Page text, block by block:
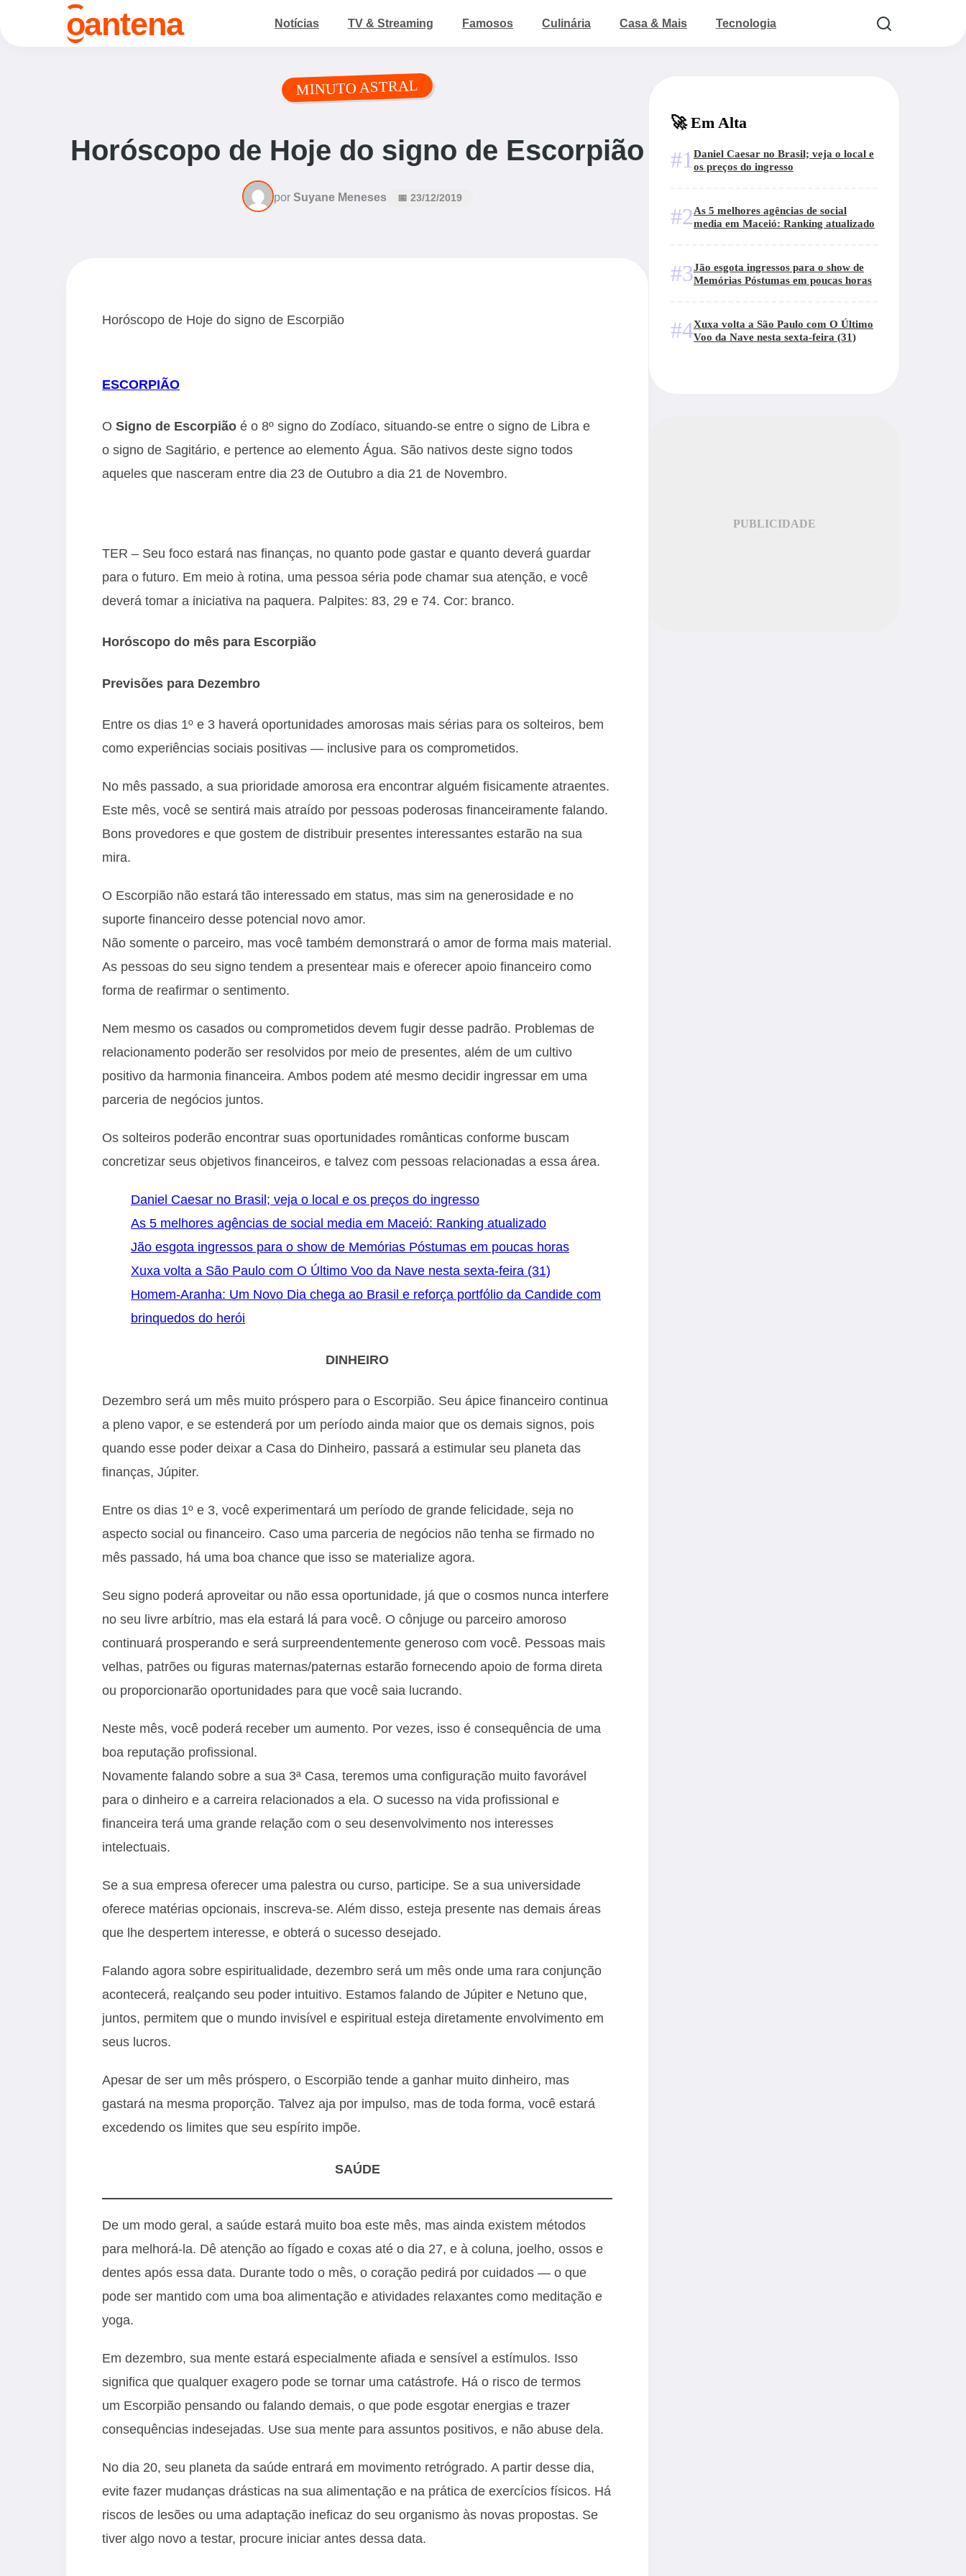
oantena Notícias TV & Streaming Famosos Culinária Casa & Mais Tecnologia
MINUTO ASTRAL
Horóscopo de Hoje do signo de Escorpião
por Suyane Meneses 📅 23/12/2019
Horóscopo de Hoje do signo de Escorpião
ESCORPIÃO
O Signo de Escorpião é o 8º signo do Zodíaco, situando-se entre o signo de Libra e
o signo de Sagitário, e pertence ao elemento Água. São nativos deste signo todos
aqueles que nasceram entre dia 23 de Outubro a dia 21 de Novembro.
TER – Seu foco estará nas finanças, no quanto pode gastar e quanto deverá guardar
para o futuro. Em meio à rotina, uma pessoa séria pode chamar sua atenção, e você
deverá tomar a iniciativa na paquera. Palpites: 83, 29 e 74. Cor: branco.
Horóscopo do mês para Escorpião
Previsões para Dezembro
Entre os dias 1º e 3 haverá oportunidades amorosas mais sérias para os solteiros, bem
como experiências sociais positivas — inclusive para os comprometidos.
No mês passado, a sua prioridade amorosa era encontrar alguém fisicamente atraentes.
Este mês, você se sentirá mais atraído por pessoas poderosas financeiramente falando.
Bons provedores e que gostem de distribuir presentes interessantes estarão na sua
mira.
O Escorpião não estará tão interessado em status, mas sim na generosidade e no
suporte financeiro desse potencial novo amor.
Não somente o parceiro, mas você também demonstrará o amor de forma mais material.
As pessoas do seu signo tendem a presentear mais e oferecer apoio financeiro como
forma de reafirmar o sentimento.
Nem mesmo os casados ou comprometidos devem fugir desse padrão. Problemas de
relacionamento poderão ser resolvidos por meio de presentes, além de um cultivo
positivo da harmonia financeira. Ambos podem até mesmo decidir ingressar em uma
parceria de negócios juntos.
Os solteiros poderão encontrar suas oportunidades românticas conforme buscam
concretizar seus objetivos financeiros, e talvez com pessoas relacionadas a essa área.
Daniel Caesar no Brasil; veja o local e os preços do ingresso
As 5 melhores agências de social media em Maceió: Ranking atualizado
Jão esgota ingressos para o show de Memórias Póstumas em poucas horas
Xuxa volta a São Paulo com O Último Voo da Nave nesta sexta-feira (31)
Homem-Aranha: Um Novo Dia chega ao Brasil e reforça portfólio da Candide com
brinquedos do herói
DINHEIRO
Dezembro será um mês muito próspero para o Escorpião. Seu ápice financeiro continua
a pleno vapor, e se estenderá por um período ainda maior que os demais signos, pois
quando esse poder deixar a Casa do Dinheiro, passará a estimular seu planeta das
finanças, Júpiter.
Entre os dias 1º e 3, você experimentará um período de grande felicidade, seja no
aspecto social ou financeiro. Caso uma parceria de negócios não tenha se firmado no
mês passado, há uma boa chance que isso se materialize agora.
Seu signo poderá aproveitar ou não essa oportunidade, já que o cosmos nunca interfere
no seu livre arbítrio, mas ela estará lá para você. O cônjuge ou parceiro amoroso
continuará prosperando e será surpreendentemente generoso com você. Pessoas mais
velhas, patrões ou figuras maternas/paternas estarão fornecendo apoio de forma direta
ou proporcionarão oportunidades para que você saia lucrando.
Neste mês, você poderá receber um aumento. Por vezes, isso é consequência de uma
boa reputação profissional.
Novamente falando sobre a sua 3ª Casa, teremos uma configuração muito favorável
para o dinheiro e a carreira relacionados a ela. O sucesso na vida profissional e
financeira terá uma grande relação com o seu desenvolvimento nos interesses
intelectuais.
Se a sua empresa oferecer uma palestra ou curso, participe. Se a sua universidade
oferece matérias opcionais, inscreva-se. Além disso, esteja presente nas demais áreas
que lhe despertem interesse, e obterá o sucesso desejado.
Falando agora sobre espiritualidade, dezembro será um mês onde uma rara conjunção
acontecerá, realçando seu poder intuitivo. Estamos falando de Júpiter e Netuno que,
juntos, permitem que o mundo invisível e espiritual esteja diretamente envolvimento em
seus lucros.
Apesar de ser um mês próspero, o Escorpião tende a ganhar muito dinheiro, mas
gastará na mesma proporção. Talvez aja por impulso, mas de toda forma, você estará
excedendo os limites que seu espírito impõe.
SAÚDE
De um modo geral, a saúde estará muito boa este mês, mas ainda existem métodos
para melhorá-la. Dê atenção ao fígado e coxas até o dia 27, e à coluna, joelho, ossos e
dentes após essa data. Durante todo o mês, o coração pedirá por cuidados — o que
pode ser mantido com uma boa alimentação e atividades relaxantes como meditação e
yoga.
Em dezembro, sua mente estará especialmente afiada e sensível a estímulos. Isso
significa que qualquer exagero pode se tornar uma catástrofe. Há o risco de termos
um Escorpião pensando ou falando demais, o que pode esgotar energias e trazer
consequências indesejadas. Use sua mente para assuntos positivos, e não abuse dela.
No dia 20, seu planeta da saúde entrará em movimento retrógrado. A partir desse dia,
evite fazer mudanças drásticas na sua alimentação e na prática de exercícios físicos. Há
riscos de lesões ou uma adaptação ineficaz do seu organismo às novas propostas. Se
tiver algo novo a testar, procure iniciar antes dessa data.
🚀 Em Alta
#1Daniel Caesar no Brasil; veja o local e
os preços do ingresso
#2As 5 melhores agências de social
media em Maceió: Ranking atualizado
#3Jão esgota ingressos para o show de
Memórias Póstumas em poucas horas
#4Xuxa volta a São Paulo com O Último
Voo da Nave nesta sexta-feira (31)
PUBLICIDADE